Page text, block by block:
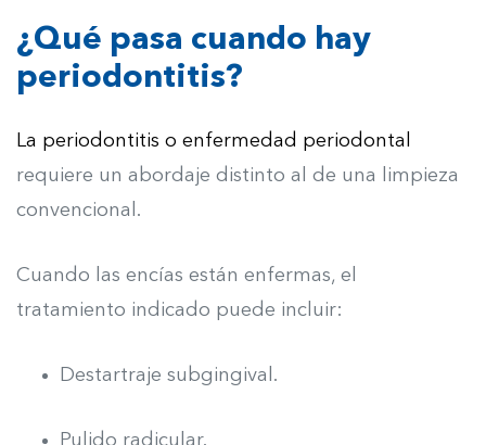
¿Qué pasa cuando hay
periodontitis?
La periodontitis o enfermedad periodontal
requiere un abordaje distinto al de una limpieza
convencional.
Cuando las encías están enfermas, el
tratamiento indicado puede incluir:
Destartraje subgingival.
Pulido radicular.